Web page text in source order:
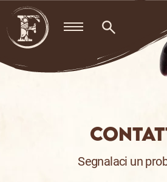
Skip
content
Segnalaci un